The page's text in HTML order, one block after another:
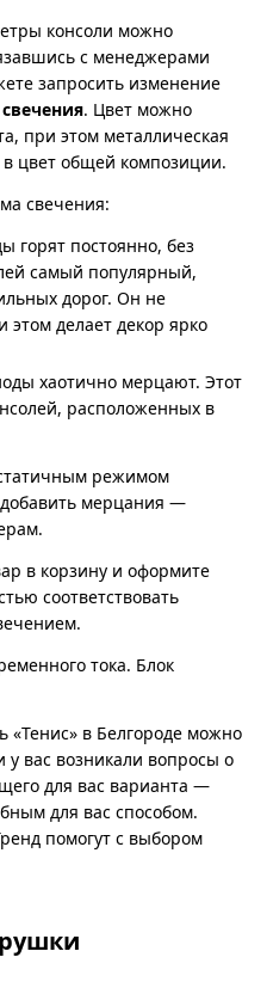
консоли можно
с менеджерами
запросить изменение
. Цвет можно
при этом металлическая
в цвет общей композиции.
свечения:
горят постоянно, без
самый популярный,
дорог. Он не
этом делает декор ярко
хаотично мерцают. Этот
расположенных в
режимом
мерцания —
в корзину и оформите
соответствовать
тока. Блок
«Тенис» в Белгороде можно
у вас возникали вопросы о
для вас варианта —
для вас способом.
помогут с выбором